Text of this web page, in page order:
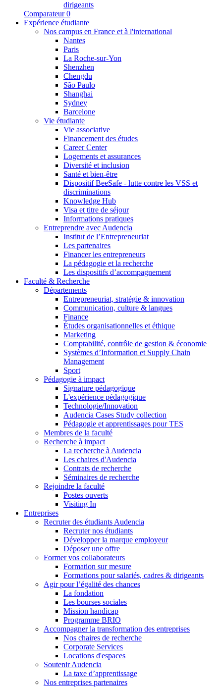
dirigeants
Comparateur 0
Expérience étudiante
Nos campus en France et à l'international
Nantes
Paris
La Roche-sur-Yon
Shenzhen
Chengdu
São Paulo
Shanghai
Sydney
Barcelone
Vie étudiante
Vie associative
Financement des études
Career Center
Logements et assurances
Diversité et inclusion
Santé et bien-être
Dispositif BeeSafe - lutte contre les VSS et
discriminations
Knowledge Hub
Visa et titre de séjour
Informations pratiques
Entreprendre avec Audencia
Institut de l’Entrepreneuriat
Les partenaires
Financer les entrepreneurs
La pédagogie et la recherche
Les dispositifs d’accompagnement
Faculté & Recherche
Départements
Entrepreneuriat, stratégie & innovation
Communication, culture & langues
Finance
Études organisationnelles et éthique
Marketing
Comptabilité, contrôle de gestion & économie
Systèmes d’Information et Supply Chain
Management
Sport
Pédagogie à impact
Signature pédagogique
L'expérience pédagogique
Technologie/Innovation
Audencia Cases Study collection
Pédagogie et apprentissages pour TES
Membres de la faculté
Recherche à impact
La recherche à Audencia
Les chaires d'Audencia
Contrats de recherche
Séminaires de recherche
Rejoindre la faculté
Postes ouverts
Visiting In
Entreprises
Recruter des étudiants Audencia
Recruter nos étudiants
Développer la marque employeur
Déposer une offre
Former vos collaborateurs
Formation sur mesure
Formations pour salariés, cadres & dirigeants
Agir pour l’égalité des chances
La fondation
Les bourses sociales
Mission handicap
Programme BRIO
Accompagner la transformation des entreprises
Nos chaires de recherche
Corporate Services
Locations d'espaces
Soutenir Audencia
La taxe d’apprentissage
Nos entreprises partenaires